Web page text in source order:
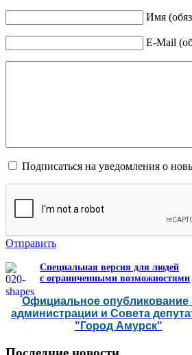
Имя
E-Mail
Подписаться на уведомления о
Отправить
Специальная версия для людей
с ограниченными возможностями
Официальное
администрации и Совета
"Город Амурск"